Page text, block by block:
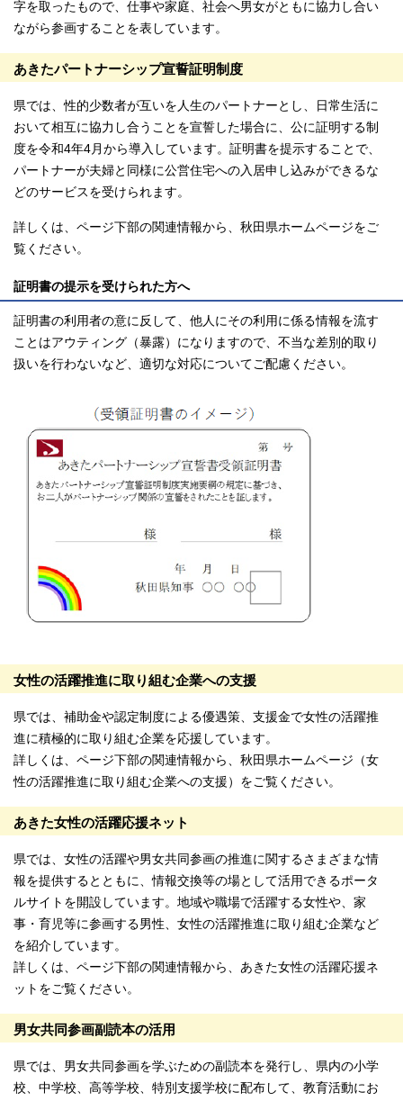
字を取ったもので、仕事や家庭、社会へ男女がともに協力し合い
ながら参画することを表しています。
あきたパートナーシップ宣誓証明制度
県では、性的少数者が互いを人生のパートナーとし、日常生活に
おいて相互に協力し合うことを宣誓した場合に、公に証明する制
度を令和4年4月から導入しています。証明書を提示することで、
パートナーが夫婦と同様に公営住宅への入居申し込みができるな
どのサービスを受けられます。
詳しくは、ページ下部の関連情報から、秋田県ホームページをご
覧ください。
証明書の提示を受けられた方へ
証明書の利用者の意に反して、他人にその利用に係る情報を流す
ことはアウティング（暴露）になりますので、不当な差別的取り
扱いを行わないなど、適切な対応についてご配慮ください。
女性の活躍推進に取り組む企業への支援
県では、補助金や認定制度による優遇策、支援金で女性の活躍推
進に積極的に取り組む企業を応援しています。
詳しくは、ページ下部の関連情報から、秋田県ホームページ（女
性の活躍推進に取り組む企業への支援）をご覧ください。
あきた女性の活躍応援ネット
県では、女性の活躍や男女共同参画の推進に関するさまざまな情
報を提供するとともに、情報交換等の場として活用できるポータ
ルサイトを開設しています。地域や職場で活躍する女性や、家
事・育児等に参画する男性、女性の活躍推進に取り組む企業など
を紹介しています。
詳しくは、ページ下部の関連情報から、あきた女性の活躍応援ネ
ットをご覧ください。
男女共同参画副読本の活用
県では、男女共同参画を学ぶための副読本を発行し、県内の小学
校、中学校、高等学校、特別支援学校に配布して、教育活動にお